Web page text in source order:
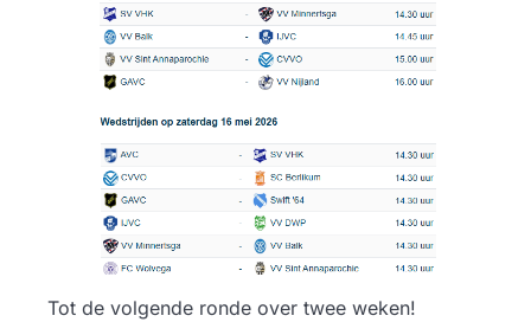
Tot de volgende ronde over twee weken!